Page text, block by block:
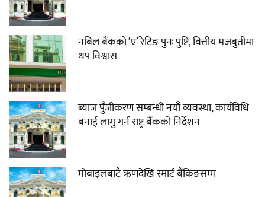
नबिल बैंकको ‘ए’ रेटिङ पुनः पुष्टि, वित्तीय मजबुतीमा
थप विश्वास
ब्याज पुँजीकरण सम्बन्धी नयाँ व्यवस्था, कार्यविधि
बनाई लागु गर्न राष्ट्र बैंकको निर्देशन
मोबाइलबाटै ऋणदेखि स्मार्ट बैंकिङसम्म